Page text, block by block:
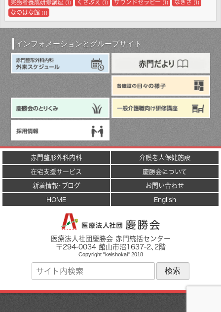
実務者養成研修講座 (1) くさぶえ (1) サウンドセラピー (1) なぎさ (1)
なのはな館(1)
インフォメーションとグループサイト
赤門整形外科内科
介護老人保健施設
在宅支援サービス
慶勝会について
新着情報･ブログ
お問い合わせ
HOME
English
医療法人社団慶勝会 赤門統括センター
〒294-0034 館山市沼1637-2､2階
Copyright "keishokai" 2018
サ
ト
検